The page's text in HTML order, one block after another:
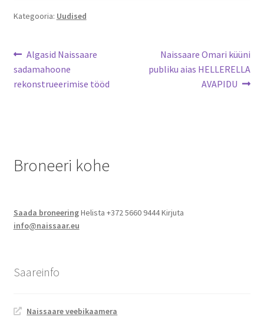
Kategooria: Uudised
Navigeerimine
Eelmine
postitus:
Algasid Naissaare
sadamahoone
rekonstrueerimise tööd
Järgmine
postitus:
Naissaare Omari küüni
publiku aias HELLERELLA
AVAPIDU
Broneeri kohe
Saada broneeringHelista +372 5660 9444 Kirjuta
info@naissaar.eu
Saareinfo
Naissaare veebikaamera